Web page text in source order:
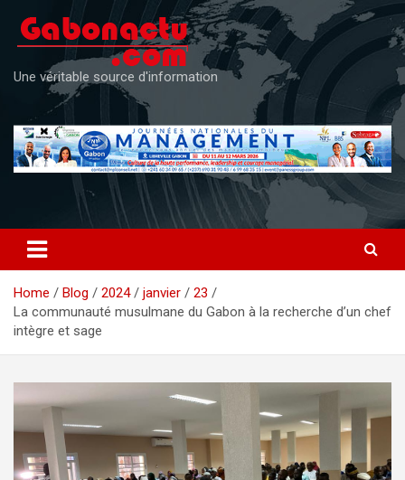
content
Une véritable source d'information
Home Blog 2024 janvier
23
La communauté musulmane du Gabon à la recherche d’un chef
intègre et sage